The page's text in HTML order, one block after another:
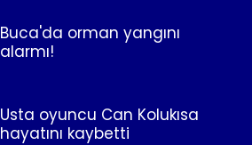
Buca'da orman yangını
alarmı!
Usta oyuncu Can Kolukısa
hayatını kaybetti